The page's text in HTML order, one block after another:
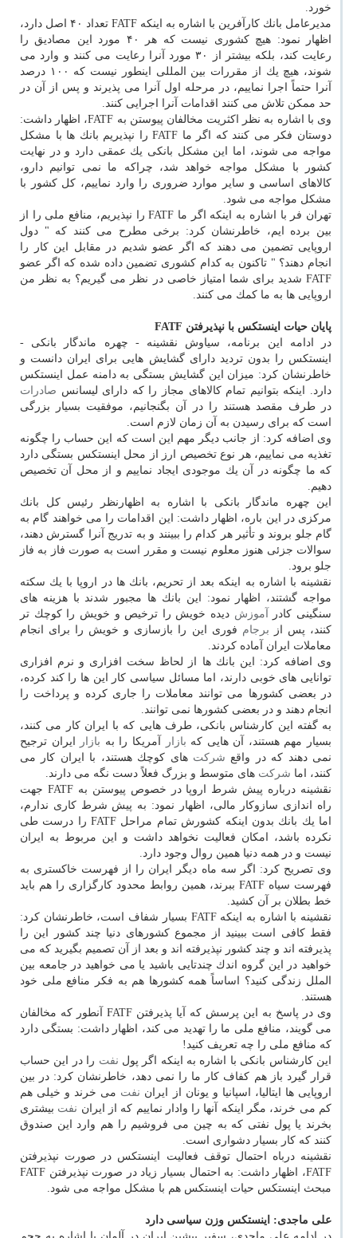
خورد.
مدیرعامل بانك كارآفرین با اشاره به اینكه FATF تعداد ۴۰ اصل دارد،
اظهار نمود: هیچ كشوری نیست كه هر ۴۰ مورد این مصادیق را
رعایت كند، بلكه بیشتر از ۳۰ مورد آنرا رعایت می كنند و وارد می
شوند، هیچ یك از مقررات بین المللی اینطور نیست كه ۱۰۰ درصد
آنرا حتماً اجرا نماییم، در مرحله اول آنرا می پذیرند و پس از آن در
حد ممكن تلاش می كنند اقدامات آنرا اجرایی كنند.
وی با اشاره به نظر اكثریت مخالفان پیوستن به FATF، اظهار داشت:
دوستان فكر می كنند كه اگر ما FATF را نپذیریم بانك ها با مشكل
مواجه می شوند، اما این مشكل بانكی یك عمقی دارد و در نهایت
كشور با مشكل مواجه خواهد شد، چراكه ما نمی توانیم دارو،
كالاهای اساسی و سایر موارد ضروری را وارد نماییم، كل كشور با
مشكل مواجه می شود.
تهران فر با اشاره به اینكه اگر ما FATF را نپذیریم، منافع ملی را از
بین برده ایم، خاطرنشان كرد: برخی مطرح می كنند كه " دول
اروپایی تضمین می دهند كه اگر عضو شدیم در مقابل این كار را
انجام دهند؟ " تاكنون به كدام كشوری تضمین داده شده كه اگر عضو
FATF شدید برای شما امتیاز خاصی در نظر می گیریم؟ به نظر من
اروپایی ها به ما كمك می كنند.
پایان حیات اینستكس با نپذیرفتن FATF
در ادامه این برنامه، سیاوش نقشینه - چهره ماندگار بانكی -
اینستكس را بدون تردید دارای گشایش هایی برای ایران دانست و
خاطرنشان كرد: میزان این گشایش بستگی به دامنه عمل اینستكس
دارد. اینكه بتوانیم تمام كالاهای مجاز را كه دارای لیسانس صادرات
در طرف مقصد هستند را در آن بگنجانیم، موفقیت بسیار بزرگی
است كه برای رسیدن به آن زمان لازم است.
وی اضافه كرد: از جانب دیگر مهم این است كه این حساب را چگونه
تغذیه می نماییم، هر نوع تخصیص ارز از محل اینستكس بستگی دارد
كه ما چگونه در آن یك موجودی ایجاد نماییم و از محل آن تخصیص
دهیم.
این چهره ماندگار بانكی با اشاره به اظهارنظر رئیس كل بانك
مركزی در این باره، اظهار داشت: این اقدامات را می خواهند گام به
گام جلو بروند و تأثیر هر كدام را ببینند و به تدریج آنرا گسترش دهند،
سوالات جزئی هنوز معلوم نیست و مقرر است به صورت فاز به فاز
جلو برود.
نقشینه با اشاره به اینكه بعد از تحریم، بانك ها در اروپا با یك سكته
مواجه گشتند، اظهار نمود: این بانك ها مجبور شدند با هزینه های
سنگینی كادر
آموزش دیده خویش را ترخیص و خویش را كوچك تر
كنند، پس از برجام فوری این را بازسازی و خویش را برای انجام
معاملات ایران آماده كردند.
وی اضافه كرد: این بانك ها از لحاظ سخت افزاری و نرم افزاری
توانایی های خوبی دارند، اما مسائل سیاسی كار این ها را كند كرده،
در بعضی كشورها می توانند معاملات را جاری كرده و پرداخت را
انجام دهند و در بعضی كشورها نمی توانند.
به گفته این كارشناس بانكی، طرف هایی كه با ایران كار می كنند،
بسیار مهم هستند، آن هایی كه بازار آمریكا را به بازار
ایران ترجیح
نمی دهند كه در واقع شركت های كوچك هستند، با ایران كار می
كنند، اما شركت های متوسط و بزرگ فعلاً دست نگه می دارند.
نقشینه درباره پیش شرط اروپا در خصوص پیوستن به FATF جهت
راه اندازی سازوكار مالی، اظهار نمود: به پیش شرط كاری ندارم،
اما یك بانك بدون اینكه كشورش تمام مراحل FATF را درست طی
نكرده باشد، امكان فعالیت نخواهد داشت و این مربوط به ایران
نیست و در همه دنیا همین روال وجود دارد.
وی تصریح كرد: اگر سه ماه دیگر ایران را از فهرست خاكستری به
فهرست سیاه FATF ببرند، همین روابط محدود كارگزاری را هم باید
خط بطلان بر آن كشید.
نقشینه با اشاره به اینكه FATF بسیار شفاف است، خاطرنشان كرد:
فقط كافی است ببینید از مجموع كشورهای دنیا چند كشور این را
پذیرفته اند و چند كشور نپذیرفته اند و بعد از آن تصمیم بگیرید كه می
خواهید در این گروه اندك چندتایی باشید یا می خواهید در جامعه بین
الملل زندگی كنید؟ اساساً همه كشورها هم به فكر منافع ملی خود
هستند.
وی در پاسخ به این پرسش كه آیا پذیرفتن FATF آنطور كه مخالفان
می گویند، منافع ملی ما را تهدید می كند، اظهار داشت: بستگی دارد
كه منافع ملی را چه تعریف كنید!
این كارشناس بانكی با اشاره به اینكه اگر پول نفت را در این حساب
قرار گیرد باز هم كفاف كار ما را نمی دهد، خاطرنشان كرد: در بین
اروپایی ها ایتالیا، اسپانیا و یونان از ایران نفت می خرند و خیلی هم
كم می خرند، مگر اینكه آنها را وادار نماییم كه از ایران نفت بیشتری
بخرند یا پول نفتی كه به چین می فروشیم را هم وارد این صندوق
كنند كه كار بسیار دشواری است.
نقشینه درباه احتمال توقف فعالیت اینستكس در صورت نپذیرفتن
FATF، اظهار داشت: به احتمال بسیار زیاد در صورت نپذیرفتن FATF
مبحث اینستكس حیات اینستكس هم با مشكل مواجه می شود.
علی ماجدی: اینستكس وزن سیاسی دارد